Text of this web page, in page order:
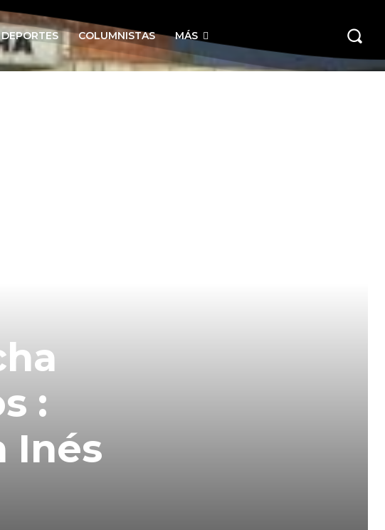
DEPORTES COLUMNISTAS MÁS
:
Inés